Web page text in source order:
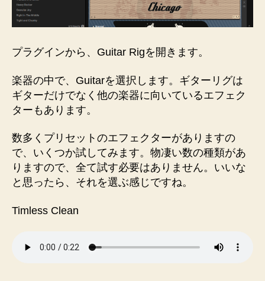
プラグインから、Guitar Rigを開きます。
楽器の中で、Guitarを選択します。ギターリグは
ギターだけでなく他の楽器に向いているエフェク
ターもあります。
数多くプリセットのエフェクターがありますの
で、いくつか試してみます。物凄い数の種類があ
りますので、全て試す必要はありません。いいな
と思ったら、それを選ぶ感じですね。
Timless Clean